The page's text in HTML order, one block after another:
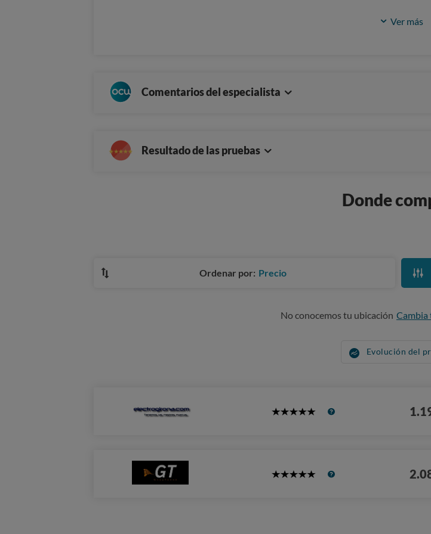
Ver más
Comentarios del especialista
Resultado de las pruebas
Donde
Ordenar por: Precio
No conocemos tu ubicación Cambia
Evolución del
5
5